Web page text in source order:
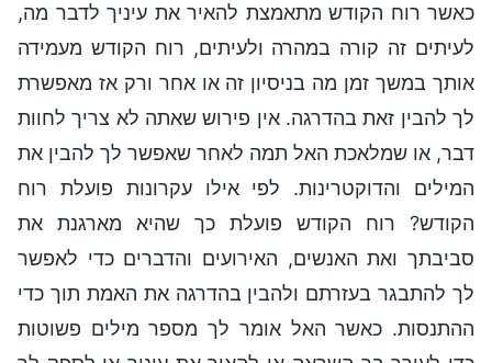
כאשר רוח הקודש מתאמצת להאיר את עיניך לדבר מה,
לעיתים זה קורה במהרה ולעיתים, רוח הקודש מעמידה
אותך במשך זמן מה בניסיון זה או אחר ורק אז מאפשרת
לך להבין זאת בהדרגה. אין פירוש שאתה לא צריך לחוות
דבר, או שמלאכת האל תמה לאחר שאפשר לך להבין את
המילים והדוקטרינות. לפי אילו עקרונות פועלת רוח
הקודש? רוח הקודש פועלת כך שהיא מארגנת את
סביבתך ואת האנשים, האירועים והדברים כדי לאפשר
לך להתבגר בעזרתם ולהבין בהדרגה את האמת תוך כדי
ההתנסות. כאשר האל אומר לך מספר מילים פשוטות